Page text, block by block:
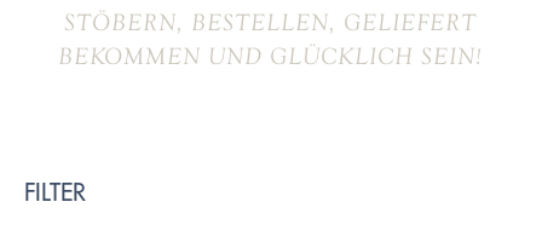
STÖBERN, BESTELLEN, GELIEFERT
BEKOMMEN UND GLÜCKLICH SEIN!
FILTER